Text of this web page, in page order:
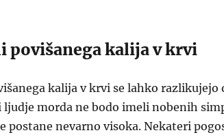
povišanega kalija v krvi
kalija v krvi se lahko razlikujejo
ljudje morda ne bodo imeli nobenih
postane nevarno visoka. Nekateri